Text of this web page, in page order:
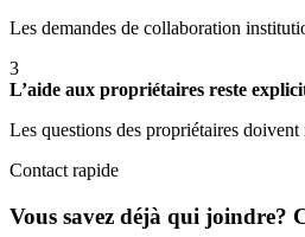
Les demandes de collaboration
3
L’aide aux propriétaires reste
Les questions des propriétaires
Contact rapide
Vous savez déjà qui joindre?